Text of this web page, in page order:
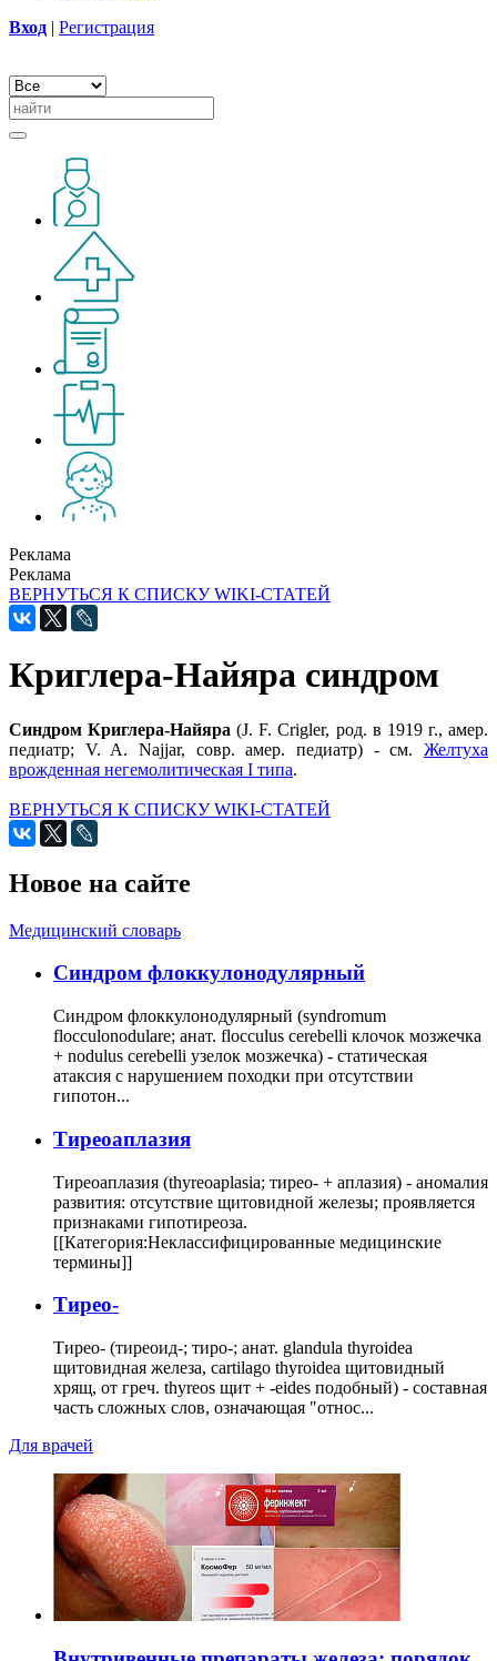
Вход | Регистрация
Реклама
Реклама
ВЕРНУТЬСЯ К СПИСКУ WIKI-СТАТЕЙ
Криглера-Найяра синдром
Синдром Криглера-Найяра(J. F. Crigler, род. в 1919 г., амер.
педиатр; V. A. Najjar, совр. амер. педиатр) - см. Желтуха
врожденная негемолитическая I типа.
ВЕРНУТЬСЯ К СПИСКУ WIKI-СТАТЕЙ
Новое на сайте
Медицинский словарь
Cиндром флоккулонодулярный
Синдром флоккулонодулярный (syndromum
flocculonodulare; анат. flocculus cerebelli клочок мозжечка
+ nodulus cerebelli узелок мозжечка) - статическая
атаксия с нарушением походки при отсутствии
гипотон...
Тиреоаплазия
Тиреоаплазия (thyreoaplasia; тирео- + аплазия) - аномалия
развития: отсутствие щитовидной железы; проявляется
признаками гипотиреоза.
[[Категория:Неклассифицированные медицинские
термины]]
Тирео-
Тирео- (тиреоид-; тиро-; анат. glandula thyroidea
щитовидная железа, cartilago thyroidea щитовидный
хрящ, от греч. thyreos щит + -eides подобный) - составная
часть сложных слов, означающая "относ...
Для врачей